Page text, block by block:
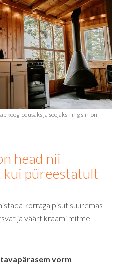
head nii
kui püreestatult
korraga pisut suuremas
ja väärt kraami mitmel
tavapärasem vorm